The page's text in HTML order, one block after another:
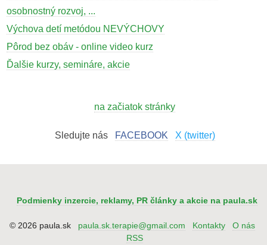
Ďalšie kurzy, semináre, akcie
osobnostný rozvoj, ...
Výchova detí metódou NEVÝCHOVY
Pôrod bez obáv - online video kurz
na začiatok stránky
Sledujte nás FACEBOOK X (twitter)
Podmienky inzercie, reklamy, PR články a akcie na paula.sk
© 2026 paula.sk paula.sk.terapie@gmail.com Kontakty
O nás
RSS